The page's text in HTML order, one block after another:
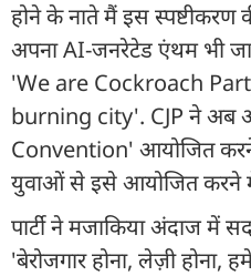
होने के नाते मैं इस स्पष्टीकरण
अपना AI-जनरेटेड एंथम भी
'We are Cockroach
burning city'. CJP ने अब
Convention' आयोजित करने
युवाओं से इसे आयोजित करने
पार्टी ने मजाकिया अंदाज में
'बेरोजगार होना, लेज़ी